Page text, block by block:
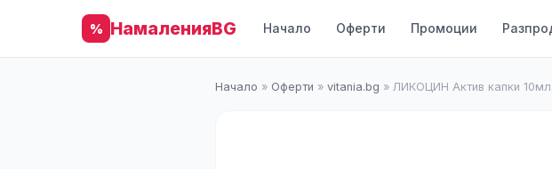
% НамаленияBG Начало Оферти Промоции
Начало » Оферти » vitania.bg » ЛИКОЦИН Актив капки